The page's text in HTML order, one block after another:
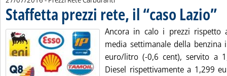
Staffetta prezzi rete, il “caso Lazio”.
Ancora in calo i prezzi rispetto
media settimanale della benzina
euro/litro (-0,6 cent), servito a
Diesel rispettivamente a 1,299